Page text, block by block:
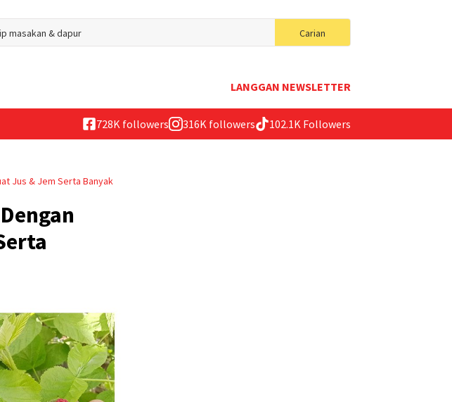
Carian
for:
LANGGAN NEWSLETTER
728K followers 316K followers 102.1K Followers
Jus & Jem Serta Banyak